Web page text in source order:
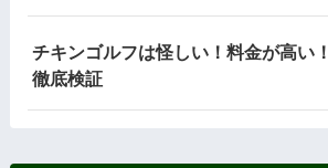
チキンゴルフは怪しい！料金が高い
徹底検証